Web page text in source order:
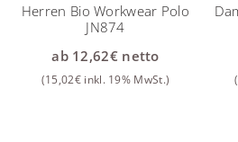
Herren Bio Workwear Polo
JN874
ab 12,62€netto
(15,02€ inkl. 19% MwSt.) (